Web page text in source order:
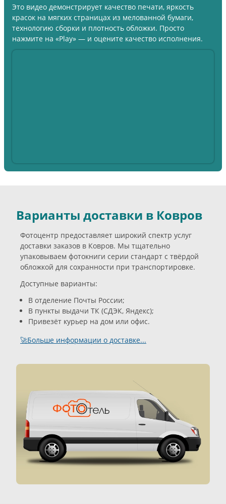
Это видео демонстрирует качество печати, яркость
красок на мягких страницах из мелованной бумаги,
технологию сборки и плотность обложки. Просто
нажмите на «Play» — и оцените качество исполнения.
Варианты доставки в Ковров
Фотоцентр предоставляет широкий спектр услуг
доставки заказов в Ковров. Мы тщательно
упаковываем фотокниги серии стандарт с твёрдой
обложкой для сохранности при транспортировке.
Доступные варианты:
В отделение Почты России;
В пункты выдачи ТК (СДЭК, Яндекс);
Привезёт курьер на дом или офис.
🚀Больше информации о доставке...